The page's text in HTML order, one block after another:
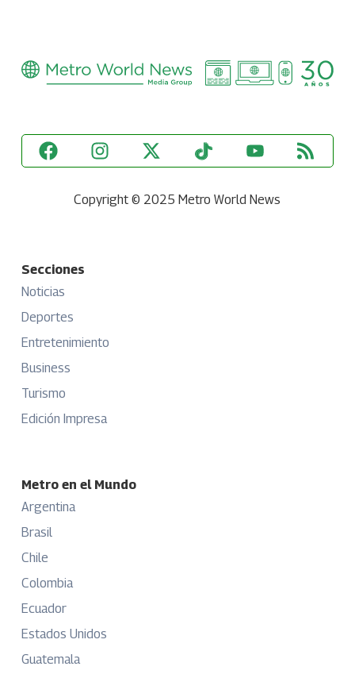
Copyright © 2025 Metro World News
Secciones
Noticias
Deportes
Entretenimiento
Business
Turismo
Edición Impresa
Metro en el Mundo
Argentina
Brasil
Chile
Colombia
Ecuador
Estados Unidos
Guatemala